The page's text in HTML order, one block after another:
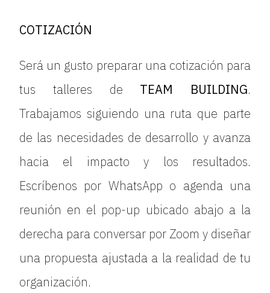
COTIZACIÓN
Será un gusto preparar una cotización para
tus talleres de TEAM BUILDING.
Trabajamos siguiendo una ruta que parte
de las necesidades de desarrollo y avanza
hacia el impacto y los resultados.
Escríbenos por WhatsApp o agenda una
reunión en el pop-up ubicado abajo a la
derecha para conversar por Zoom y diseñar
una propuesta ajustada a la realidad de tu
organización.